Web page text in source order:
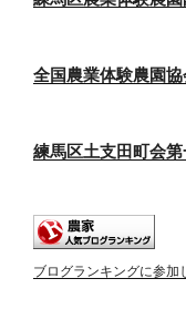
全国農業体験農園
練馬区土支田町会
ブログランキングに参加